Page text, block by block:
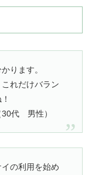
ります。
れだけバラン
30代 男性）
の利用を始め